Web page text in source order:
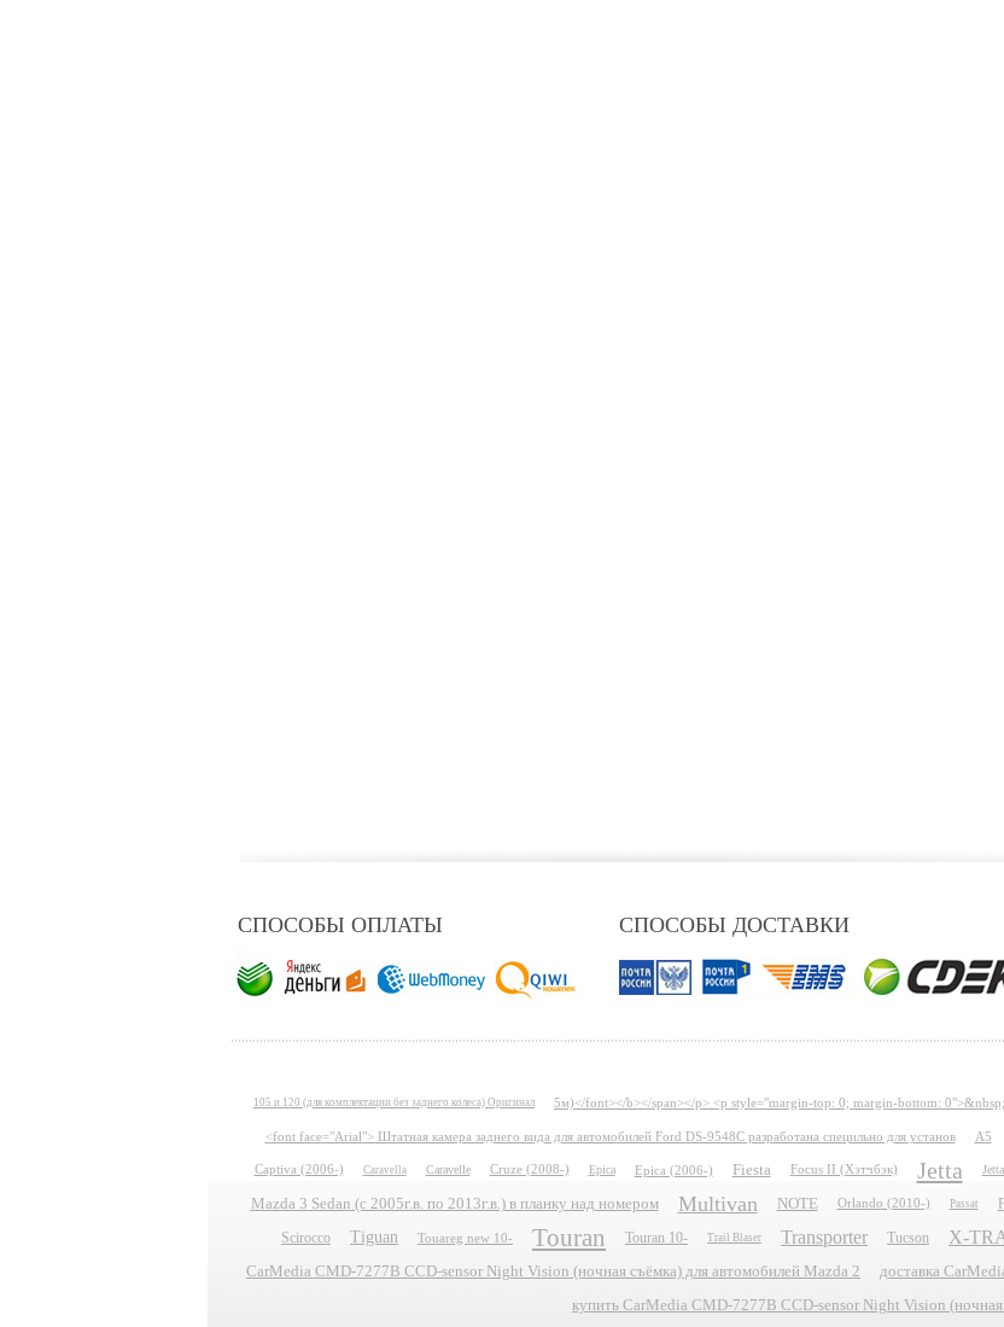
СПОСОБЫ ОПЛАТЫ СПОСОБЫ ДОСТАВКИ
105 и 120 (для комплектации без заднего колеса) Оригинал 5м)</font></b></span></p> <p style="margin-top: 0; margin-bottom:
<font face="Arial"> Штатная камера заднего вида для автомобилей Ford DS-9548C разработана специльно для установ A5
Captiva (2006-) Caravella Caravelle Cruze (2008-) Epica Epica (2006-) Fiesta Focus II (Хэтчбэк) Jetta
Mazda 3 Sedan (с 2005г.в. по 2013г.в.) в планку над номером Multivan NOTE Orlando (2010-) Passat
Scirocco Tiguan Touareg new 10- Touran Touran 10- Trail Blaser Transporter Tucson X-
CarMedia CMD-7277B CCD-sensor Night Vision (ночная съёмка) для автомобилей Mazda 2
доставка
купить CarMedia CMD-7277B CCD-sensor Night Vision (ночная